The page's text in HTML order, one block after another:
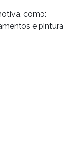
como:
e pintura